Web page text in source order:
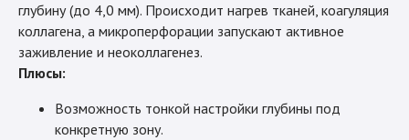
глубину (до 4,0 мм). Происходит нагрев тканей, коагуляция
коллагена, а микроперфорации запускают активное
заживление и неоколлагенез.
Плюсы:
Возможность тонкой настройки глубины под
конкретную зону.